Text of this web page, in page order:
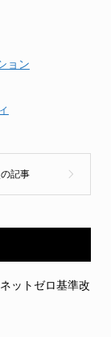
ョン
ットゼロ基準改